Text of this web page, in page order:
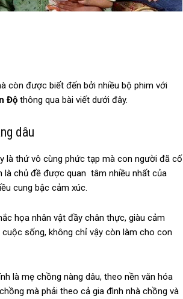
còn được biết đến bởi nhiều bộ phim với
Độ thông qua bài viết dưới đây.
dâu
là thứ vô cùng phức tạp mà con người đã cố
là chủ đề được quan tâm nhiều nhất của
cung bậc cảm xúc.
họa nhân vật đầy chân thực, giàu cảm
sống, không chỉ vậy còn làm cho con
là mẹ chồng nàng dâu, theo nền văn hóa
mà phải theo cả gia đình nhà chồng và